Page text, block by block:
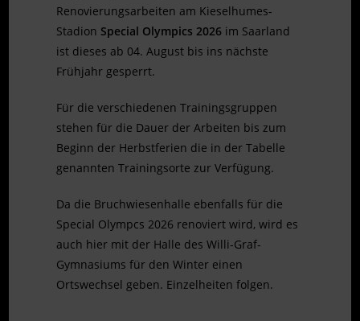
Renovierungsarbeiten am Kieselhumes-
Stadion Special Olympics 2026 im Saarland
ist dieses ab 04. August bis ins nächste
Frühjahr gesperrt.
Für die verschiedenen Trainingsgruppen
stehen für die Dauer der Arbeiten bis zum
Beginn der Herbstferien die in der Tabelle
genannten Trainingsorte zur Verfügung.
Da die Bruchwiesenhalle ebenfalls für die
Special Olympcs 2026 renoviert wird, wird es
auch hier mit der Halle des Willi-Graf-
Gymnasiums für den Winter einen
Ortswechsel geben. Einzelheiten folgen.